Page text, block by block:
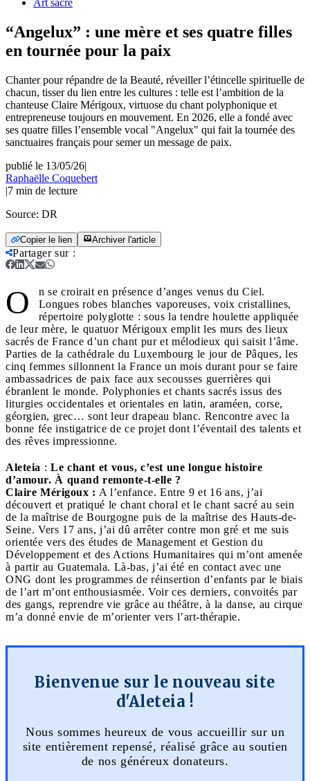
Art sacré
“Angelux” : une mère et ses quatre filles
en tournée pour la paix
Chanter pour répandre de la Beauté, réveiller l’étincelle spirituelle de
chacun, tisser du lien entre les cultures : telle est l’ambition de la
chanteuse Claire Mérigoux, virtuose du chant polyphonique et
entrepreneuse toujours en mouvement. En 2026, elle a fondé avec
ses quatre filles l’ensemble vocal "Angelux" qui fait la tournée des
sanctuaires français pour semer un message de paix.
publié le 13/05/26|
Raphaëlle Coquebert
|7 min de lecture
Source: DR
Copier le lien Archiver l'article
Partager sur:
O
n se croirait en présence d’anges venus du Ciel.
Longues robes blanches vaporeuses, voix cristallines,
répertoire polyglotte : sous la tendre houlette appliquée
de leur mère, le quatuor Mérigoux emplit les murs des lieux
sacrés de France d’un chant pur et mélodieux qui saisit l’âme.
Parties de la cathédrale du Luxembourg le jour de Pâques, les
cinq femmes sillonnent la France un mois durant pour se faire
ambassadrices de paix face aux secousses guerrières qui
ébranlent le monde. Polyphonies et chants sacrés issus des
liturgies occidentales et orientales en latin, araméen, corse,
géorgien, grec… sont leur drapeau blanc. Rencontre avec la
bonne fée instigatrice de ce projet dont l’éventail des talents et
des rêves impressionne.
Aleteia : Le chant et vous, c’est une longue histoire
d’amour. À quand remonte-t-elle ?
Claire Mérigoux : A l’enfance. Entre 9 et 16 ans, j’ai
découvert et pratiqué le chant choral et le chant sacré au sein
de la maîtrise de Bourgogne puis de la maîtrise des Hauts-de-
Seine. Vers 17 ans, j’ai dû arrêter contre mon gré et me suis
orientée vers des études de Management et Gestion du
Développement et des Actions Humanitaires qui m’ont amenée
à partir au Guatemala. Là-bas, j’ai été en contact avec une
ONG dont les programmes de réinsertion d’enfants par le biais
de l’art m’ont enthousiasmée. Voir ces derniers, convoités par
des gangs, reprendre vie grâce au théâtre, à la danse, au cirque
m’a donné envie de m’orienter vers l’art-thérapie.
Bienvenue sur le nouveau site
d'Aleteia !
Nous sommes heureux de vous accueillir sur un
site entièrement repensé, réalisé grâce au soutien
de nos généreux donateurs.